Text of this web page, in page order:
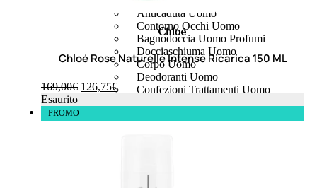
Anticaduta Uomo
Contorno Occhi Uomo
Bagnodoccia Uomo Profumi
Docciaschiuma Uomo
Corpo Uomo
Deodoranti Uomo
Confezioni Trattamenti Uomo
Chloé Rose Naturelle Intense Ricarica 150 ML
169,00€ 126,75€
Esaurito
PROMO